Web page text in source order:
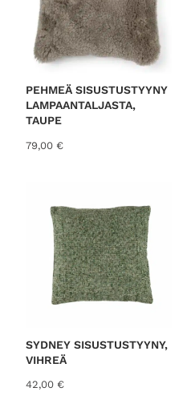
PEHMEÄ SISUSTUSTYYNY
LAMPAANTALJASTA,
TAUPE
79,00 €
SYDNEY SISUSTUSTYYNY,
VIHREÄ
42,00 €